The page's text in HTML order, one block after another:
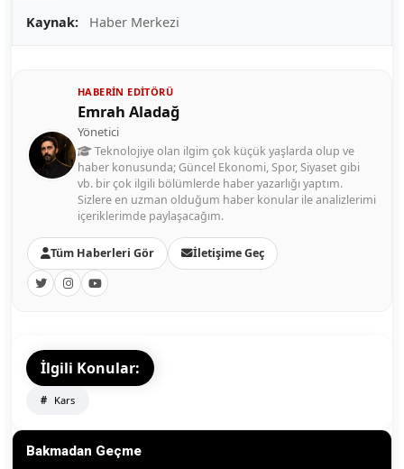
Kaynak: Haber Merkezi
HABERIN EDITÖRÜ
Emrah Aladağ
Yönetici
Teknolojiye olan ilgim çok küçük yaşlarda olup ve
haber konusunda; Güncel Ekonomi, Spor, Siyaset gibi
vb. bir çok ilgili bölümlerde haber yazarlığı yaptım.
Sizlere en uzman olduğum haber konular ile analizlerimi
içeriklerimde paylaşacağım.
Tüm Haberleri Gör İletişime Geç
İlgili Konular:
Kars
Bakmadan Geçme